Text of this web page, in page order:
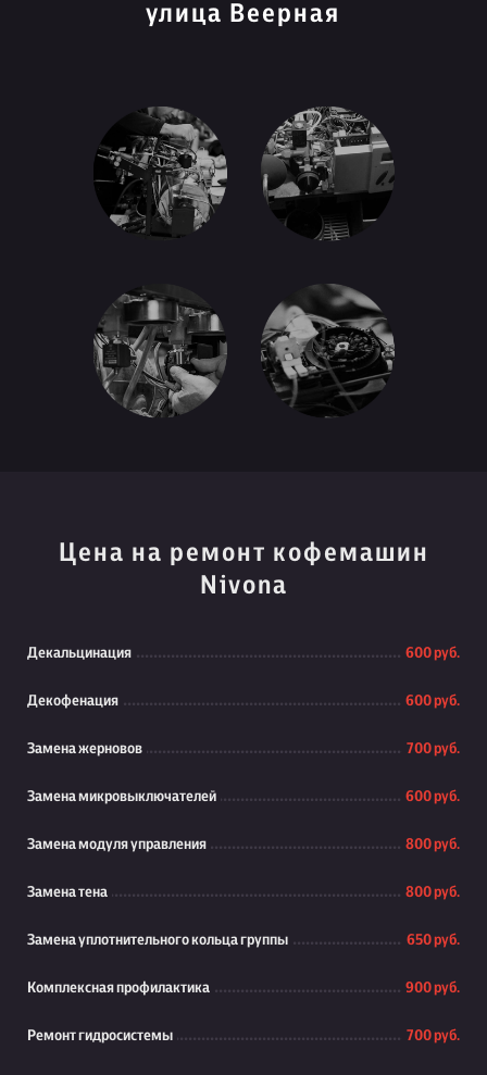
улица Веерная
Цена на ремонт кофемашин
Nivona
Декальцинация 600 руб.
Декофенация 600 руб.
Замена жерновов 700 руб.
Замена микровыключателей 600 руб.
Замена модуля управления 800 руб.
Замена тена 800 руб.
Замена уплотнительного кольца группы 650 руб.
Комплексная профилактика 900 руб.
Ремонт гидросистемы 700 руб.